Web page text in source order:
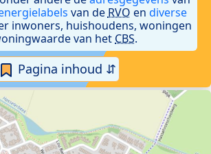
van de RVO en diverse
inwoners, huishoudens, woningen
van het CBS.
Pagina inhoud ⇵